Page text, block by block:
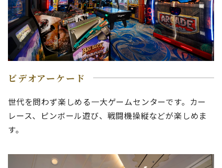
ビデオアーケード
世代を問わず楽しめる一大ゲームセンターです。カー
レース、ピンボール遊び、戦闘機操縦などが楽しめま
す。